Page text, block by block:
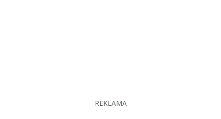
REKLAMA